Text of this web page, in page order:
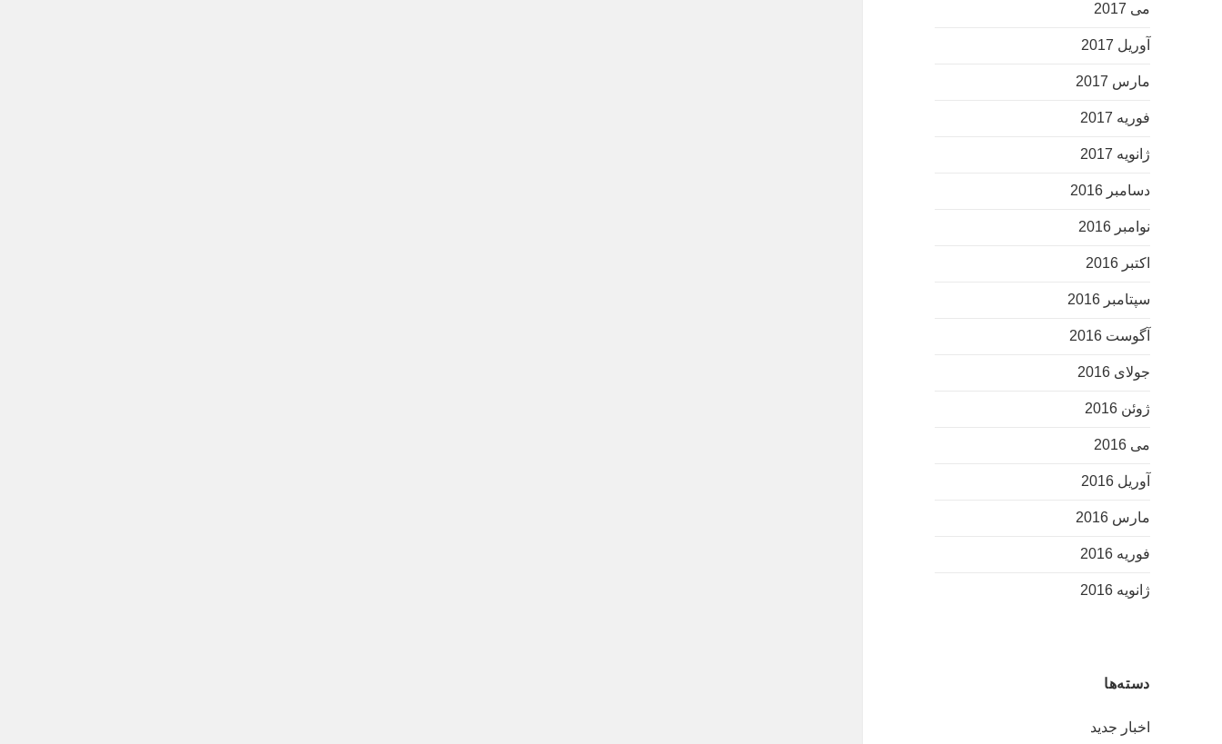
می 2017
آوریل 2017
مارس 2017
فوریه 2017
ژانویه 2017
دسامبر 2016
نوامبر 2016
اکتبر 2016
سپتامبر 2016
آگوست 2016
جولای 2016
ژوئن 2016
می 2016
آوریل 2016
مارس 2016
فوریه 2016
ژانویه 2016
دسته‌ها
اخبار جدید